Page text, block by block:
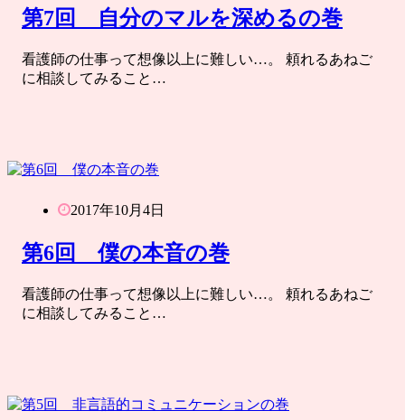
第7回 自分のマルを深めるの巻
看護師の仕事って想像以上に難しい…。 頼れるあねご
に相談してみること…
2017年10月4日
第6回 僕の本音の巻
看護師の仕事って想像以上に難しい…。 頼れるあねご
に相談してみること…